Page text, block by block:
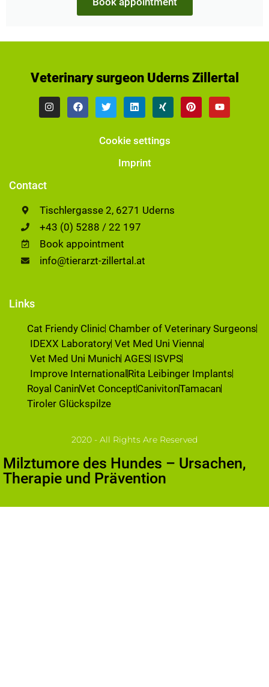
Veterinary surgeon Uderns Zillertal
Cookie settings
Imprint
Contact
Tischlergasse 2, 6271 Uderns
+43 (0) 5288 / 22 197
Book appointment
info@tierarzt-zillertal.at
Links
Cat Friendy Clinic Chamber of Veterinary Surgeons
IDEXX Laboratory Vet Med Uni Vienna
Vet Med Uni Munich AGES ISVPS
Improve InternationalRita Leibinger Implants
Royal CaninVet ConceptCanivitonTamacan
Tiroler Glückspilze
2020 - All Rights Are Reserved
Milztumore des Hundes – Ursachen,
Therapie und Prävention